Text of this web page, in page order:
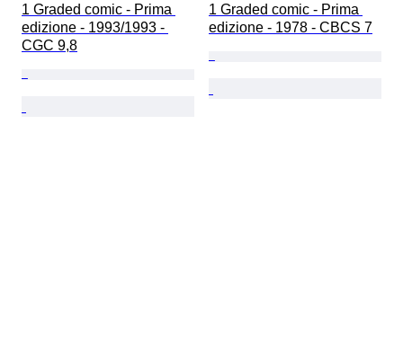
1 Graded comic - Prima
edizione - 1993/1993 -
CGC 9,8
1 Graded comic - Prima
edizione - 1978 - CBCS 7